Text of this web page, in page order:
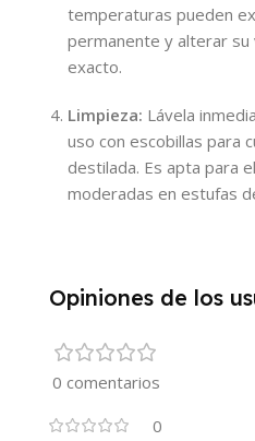
temperaturas pueden
permanente y alterar su
exacto.
Limpieza: Lávela
uso con escobillas para
destilada. Es apta para
moderadas en estufas
Opiniones de los
0 comentarios
0